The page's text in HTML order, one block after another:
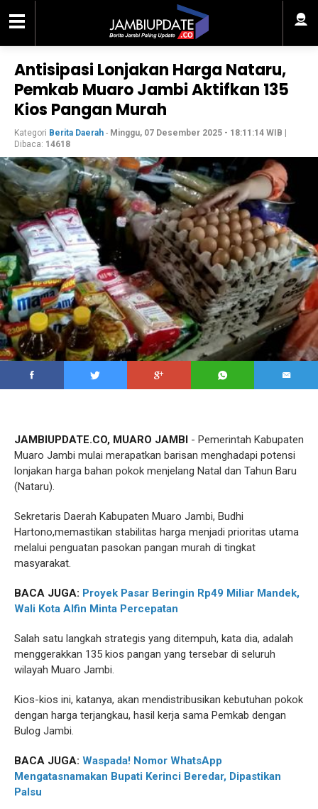
Antisipasi Lonjakan Harga Nataru,
Pemkab Muaro Jambi Aktifkan 135
Kios Pangan Murah
Kategori Berita Daerah - Minggu, 07 Desember 2025 - 18:11:14 WIB
Dibaca: 14618
JAMBIUPDATE.CO, MUARO JAMBI - Pemerintah Kabupaten
Muaro Jambi mulai merapatkan barisan menghadapi potensi
lonjakan harga bahan pokok menjelang Natal dan Tahun Baru
(Nataru).
Sekretaris Daerah Kabupaten Muaro Jambi, Budhi
Hartono,memastikan stabilitas harga menjadi prioritas utama
melalui penguatan pasokan pangan murah di tingkat
masyarakat.
BACA JUGA: Proyek Pasar Beringin Rp49 Miliar Mandek,
Wali Kota Alfin Minta Percepatan
Salah satu langkah strategis yang ditempuh, kata dia, adalah
menggerakkan 135 kios pangan yang tersebar di seluruh
wilayah Muaro Jambi.
Kios-kios ini, katanya, akan mendistribusikan kebutuhan pokok
dengan harga terjangkau, hasil kerja sama Pemkab dengan
Bulog Jambi.
BACA JUGA: Waspada! Nomor WhatsApp
Mengatasnamakan Bupati Kerinci Beredar, Dipastikan
Palsu